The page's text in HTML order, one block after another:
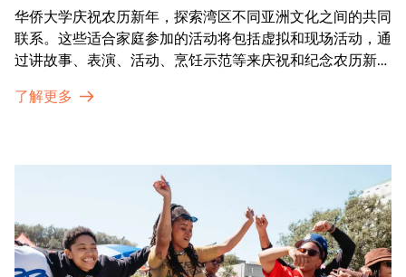
华侨大学庆祝农历新年，探索湾区不同亚洲文化之间的共同
联系。这些适合家庭参加的活动将包括虚拟和现场活动，通
过讲故事、表演、活动、烹饪示范等来庆祝和纪念农历新年
通过亲身参与和虚拟的治疗圈来相互支持。
了解更多